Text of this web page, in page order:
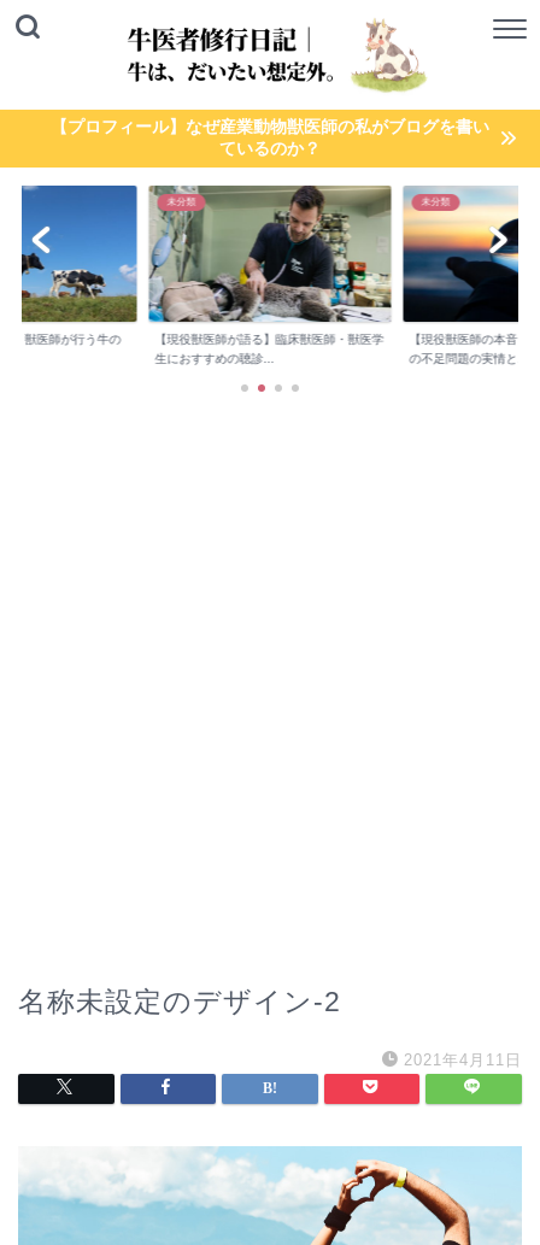
【プロフィール】なぜ産業動物獣医師の私がブログを書い
ているのか？
】獣医師が行う牛の
未分類
【現役獣医師が語る】臨床獣医師・獣医学
生におすすめの聴診...
未分類
【現役獣医師の本音】
の不足問題の実情と...
名称未設定のデザイン-2
2021年4月11日